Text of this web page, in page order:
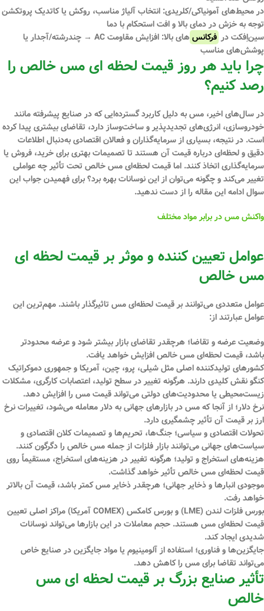
در محیط‌هایآمونیاکی/کلریدی: انتخاب آلیاژ مناسب، روکش یا کاتدیک پروتکشن
توجه بهخزش در دمای بالاوافت استحکام با دما
سین‌اِفکتدر فرکانس
‌های بالا: افزایش مقاومت AC → چندرشته/آجدار یا
پوشش‌های مناسب
چرا باید هر روزقیمت لحظه ‌ای مس خالص را
رصد کنیم؟
در سال‌های اخیر، مس به دلیل کاربرد گسترده‌ایی که در صنایع پیشرفته مانند
خودروسازی، انرژی‌های تجدیدپذیر و ساخت‌وساز دارد، تقاضای بیشتری پیدا کرده
است. در نتیجه، بسیاری از سرمایه‌گذاران و فعالان اقتصادی به‌دنبال اطلاعات
دقیق و لحظه‌ای درباره قیمت آن هستند تا تصمیمات بهتری برای خرید، فروش یا
سرمایه‌گذاری اتخاذ کنند. اما قیمت لحظه‌ای مس خالص تحت تأثیر چه عواملی
تغییر می‌کند و چگونه می‌توان از این نوسانات بهره برد؟ برای فهمیدن جواب این
سوال ادامه این مقاله را از دست ندهید.
واکنش مس در برابر مواد مختلف
عوامل تعیین ‌کننده و موثر بر قیمت لحظه‌ ای
مس خالص
عوامل متعددی می‌توانند بر قیمت لحظه‌ای مس تاثیرگذار باشند. مهم‌ترین این
عوامل عبارتند از:
وضعیت عرضه و تقاضا؛ هرچقدر تقاضای بازار بیشتر شود و عرضه محدودتر
باشد، قیمت لحظه‌ای مس خالص افزایش خواهد یافت.
کشورهای تولیدکننده اصلیمثل شیلی، پرو، چین، آمریکا و جمهوری دموکراتیک
کنگو نقش کلیدی دارند. هرگونه تغییر در سطح تولید، اعتصابات کارگری، مشکلات
زیست‌محیطی یا محدودیت‌های دولتی می‌تواند قیمت مس را افزایش دهد.
نرخ دلار؛ از آنجا که مس در بازارهای جهانی به دلار معامله می‌شود، تغییرات نرخ
ارز بر قیمت آن تأثیر چشمگیری دارد.
تحولات اقتصادی و سیاسی؛ جنگ‌ها، تحریم‌ها و تصمیمات کلان اقتصادی و
سیاست‌های جهانی می‌توانند بازار فلزات از جمله مس خالص را دگرگون کنند.
هزینه‌های استخراج و تولید؛ هرگونه تغییر در هزینه‌های استخراج، مستقیماً روی
قیمت لحظه‌ای مس خالص تأثیر خواهد گذاشت.
موجودی انبارها و ذخایر جهانی؛ هرچقدر ذخایر مس کمتر باشد، قیمت آن بالاتر
خواهد رفت.
بورس فلزات لندن (LME)
وبورس کامکس (COMEX آمریکا)
مراکز اصلی تعیین
قیمت لحظه‌ای مس هستند. حجم معاملات در این بازارها می‌تواند نوسانات
شدیدی ایجاد کند.
جایگزین‌ها و فناوری؛ استفاده از آلومینیوم یا مواد جایگزین در صنایع خاص
می‌تواند تقاضا برای مس را کاهش دهد.
تأثیر صنایع بزرگ بر قیمت لحظه ‌ای مس
خالص